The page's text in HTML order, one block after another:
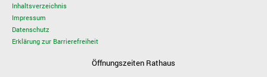
Inhaltsverzeichnis
Impressum
Datenschutz
Erklärung zur Barrierefreiheit
Öffnungszeiten Rathaus